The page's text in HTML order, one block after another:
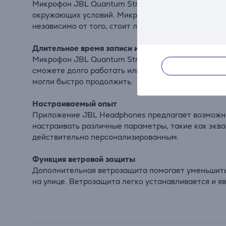
Микрофон JBL Quantum Stream Wireless с
окружающих условий. Микрофон, который может
независимо от того, стоит ли цель оставить или
Длительное время записи и быстрая зарядка
Микрофон JBL Quantum Stream Wireless
сможете долго работать или играть без
могли быстро продолжить.
Настраиваемый опыт
Приложение JBL Headphones предлагает
настраивать различные параметры, такие как
действительно персонализированным.
Функция ветровой защиты
Дополнительная ветрозащита помогает
на улице. Ветрозащита легко устанавливается и